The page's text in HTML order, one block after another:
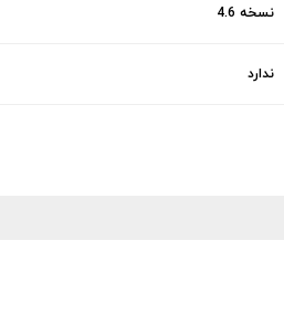
نسخه 4.6
ندارد